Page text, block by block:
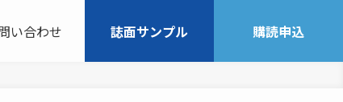
い合わせ 誌面サンプル 購読申込